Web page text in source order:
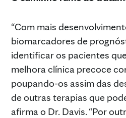
“Com mais
biomarcadores de
identificar os pacientes
melhora clínica precoce
poupando-os assim das
de outras terapias que
afirma o Dr. Davis. “Por